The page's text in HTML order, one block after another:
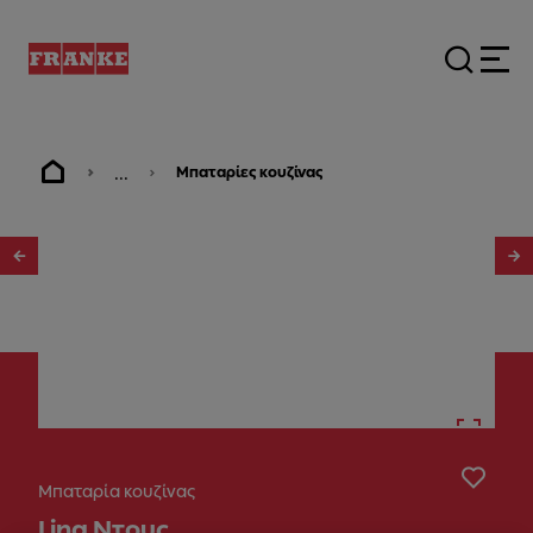
... Μπαταρίες κουζίνας
Μπαταρία κουζίνας